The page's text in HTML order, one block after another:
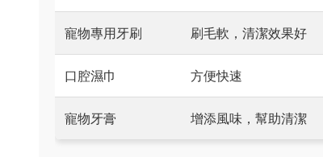
寵物專用牙刷 刷毛軟，清潔效果好
口腔濕巾 方便快速
寵物牙膏 增添風味，幫助清潔